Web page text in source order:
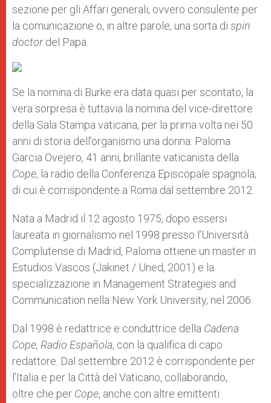
sezione per gli Affari generali, ovvero consulente per
la comunicazione o, in altre parole, una sorta di spin
doctordel Papa.
Se la nomina di Burke era data quasi per scontato, la
vera sorpresa è tuttavia la nomina del vice-direttore
della Sala Stampa vaticana, per la prima volta nei 50
anni di storia dell’organismo una donna: Paloma
Garcia Ovejero, 41 anni, brillante vaticanista della
Cope, la radio della Conferenza Episcopale spagnola,
di cui è corrispondente a Roma dal settembre 2012.
Nata a Madrid il 12 agosto 1975, dopo essersi
laureata in giornalismo nel 1998 presso l’Università
Complutense di Madrid, Paloma ottiene un master in
Estudios Vascos (Jakinet / Uned, 2001) e la
specializzazione in Management Strategies and
Communication nella New York University, nel 2006.
Dal 1998 è redattrice e conduttrice della Cadena
Cope, Radio Española, con la qualifica di capo
redattore. Dal settembre 2012 è corrispondente per
l’Italia e per la Città del Vaticano, collaborando,
oltre che per Cope, anche con altre emittenti